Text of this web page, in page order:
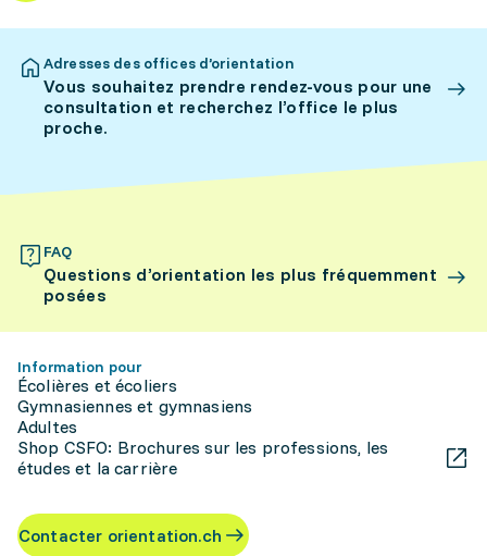
Adresses des offices d’orientation
Vous souhaitez prendre rendez-vous pour une
consultation et recherchez l’office le plus
proche.
FAQ
Questions d’orientation les plus fréquemment
posées
Information pour
Écolières et écoliers
Gymnasiennes et gymnasiens
Adultes
Shop CSFO: Brochures sur les professions, les
études et la carrière
Contacter orientation.ch